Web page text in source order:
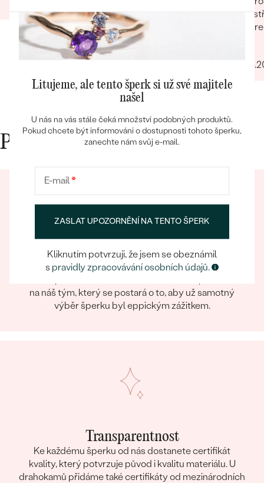
Bestsellery
OBJEVIT
Proč nakupovat v Eppi
Eppický zážitek
na náš tým, který se postará o to, aby už samotný
výběr šperku byl eppickým zážitkem.
Transparentnost
Ke každému šperku od nás dostanete certifikát
kvality, který potvrzuje původ i kvalitu materiálu. U
drahokamů přidáme také certifikáty od mezinárodních
Litujeme, ale tento šperk si už své majitele
našel
U nás na vás stále čeká množství podobných produktů.
Pokud chcete být informováni o dostupnosti tohoto šperku,
zanechte nám svůj e-mail.
E-mail*
ZASLAT UPOZORNĚNÍ NA TENTO ŠPERK
Kliknutím potvrzuji, že jsem se obeznámil
s pravidly zpracovávání osobních údajů.